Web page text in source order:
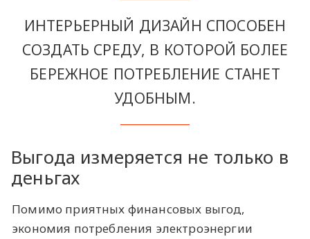
ИНТЕРЬЕРНЫЙ ДИЗАЙН СПОСОБЕН
СОЗДАТЬ СРЕДУ, В КОТОРОЙ БОЛЕЕ
БЕРЕЖНОЕ ПОТРЕБЛЕНИЕ СТАНЕТ
УДОБНЫМ.
Выгода измеряется не только в
деньгах
Помимо приятных финансовых выгод,
экономия потребления электроэнергии